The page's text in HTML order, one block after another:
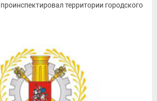
территории городского